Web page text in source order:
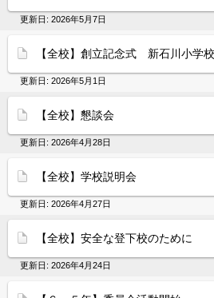
更新日: 2026年5月7日
【全校】創立記念式 新石川小学
更新日: 2026年5月1日
【全校】懇談会
更新日: 2026年4月28日
【全校】学校説明会
更新日: 2026年4月27日
【全校】安全な登下校のために
更新日: 2026年4月24日